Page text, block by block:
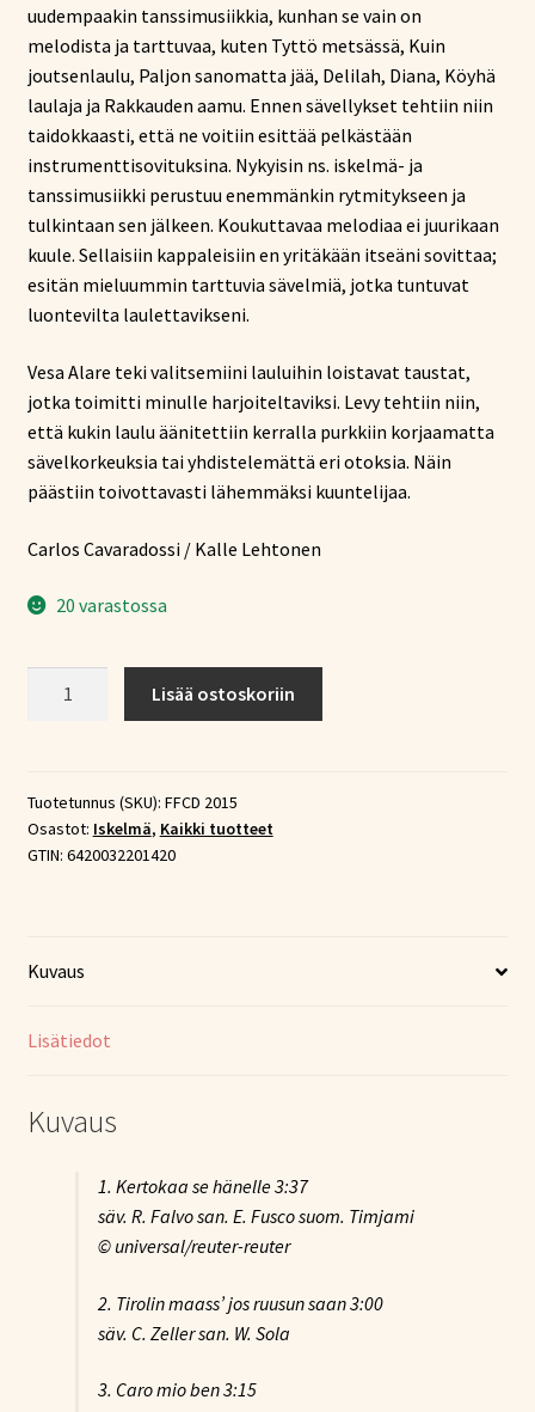
uudempaakin tanssimusiikkia, kunhan se vain on
melodista ja tarttuvaa, kuten Tyttö metsässä, Kuin
joutsenlaulu, Paljon sanomatta jää, Delilah, Diana, Köyhä
laulaja ja Rakkauden aamu. Ennen sävellykset tehtiin niin
taidokkaasti, että ne voitiin esittää pelkästään
instrumenttisovituksina. Nykyisin ns. iskelmä- ja
tanssimusiikki perustuu enemmänkin rytmitykseen ja
tulkintaan sen jälkeen. Koukuttavaa melodiaa ei juurikaan
kuule. Sellaisiin kappaleisiin en yritäkään itseäni sovittaa;
esitän mieluummin tarttuvia sävelmiä, jotka tuntuvat
luontevilta laulettavikseni.
Vesa Alare teki valitsemiini lauluihin loistavat taustat,
jotka toimitti minulle harjoiteltaviksi. Levy tehtiin niin,
että kukin laulu äänitettiin kerralla purkkiin korjaamatta
sävelkorkeuksia tai yhdistelemättä eri otoksia. Näin
päästiin toivottavasti lähemmäksi kuuntelijaa.
Carlos Cavaradossi / Kalle Lehtonen
20 varastossa
(CD)
määrä
Lisää ostoskoriin
Tuotetunnus (SKU): FFCD 2015
Osastot: Iskelmä, Kaikki tuotteet
GTIN: 6420032201420
Kuvaus
Lisätiedot
Kuvaus
1. Kertokaa se hänelle3:37
säv. R. Falvo san. E. Fusco suom. Timjami
© universal/reuter-reuter
2. Tirolin maass’ jos ruusun saan3:00
säv. C. Zeller san. W. Sola
3. Caro mio ben3:15